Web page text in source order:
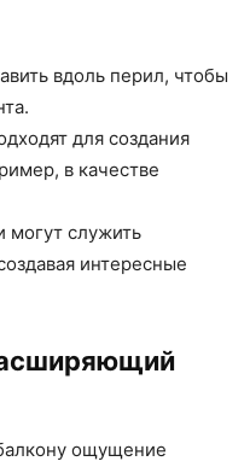
вдоль перил, чтобы
для создания
в качестве
могут служить
интересные
ощущение